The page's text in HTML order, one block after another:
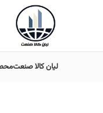
لیان کالا صنعت